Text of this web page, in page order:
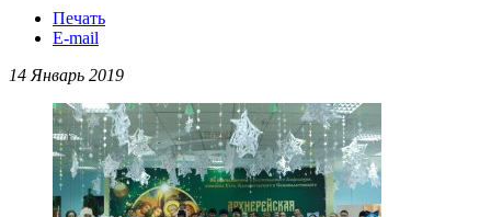
Печать
E-mail
14 Январь 2019